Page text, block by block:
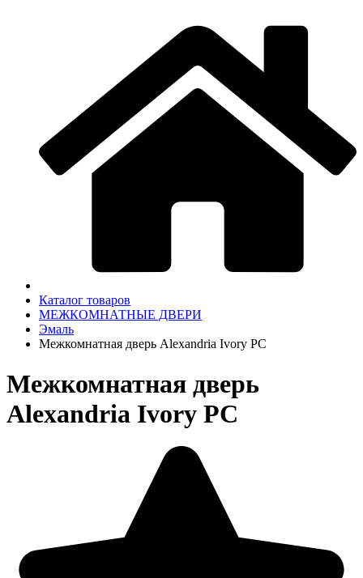
Каталог товаров
МЕЖКОМНАТНЫЕ ДВЕРИ
Эмаль
Межкомнатная дверь Alexandria Ivory PC
Межкомнатная дверь
Alexandria Ivory PC